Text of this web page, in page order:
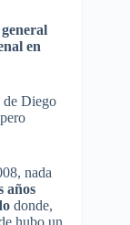
en
de Diego
nada
años
donde,
hubo un